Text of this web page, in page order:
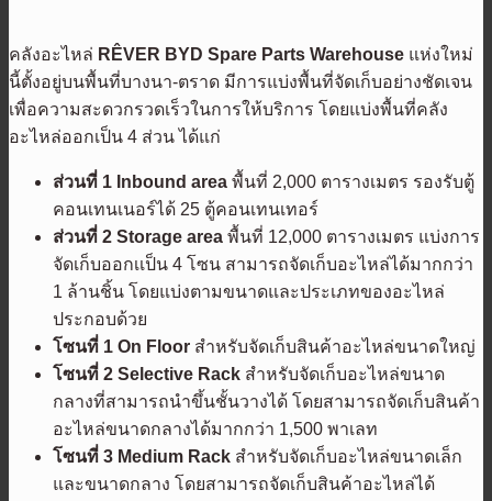
คลังอะไหล่ R ÊVER BYD Spare Parts Warehouse แห่งใหม่
นี้ตั้งอยู่บนพื้นที่บางนา-ตราด มีการแบ่งพื้นที่จัดเก็บอย่างชัดเจน
เพื่อความสะดวกรวดเร็วในการให้บริการ โดยแบ่งพื้นที่คลัง
อะไหล่ออกเป็น 4 ส่วน ได้แก่
ส่วนที่ 1 Inbound area พื้นที่ 2,000 ตารางเมตร รองรับตู้
คอนเทนเนอร์ได้ 25 ตู้คอนเทนเทอร์
ส่วนที่ 2 Storage area พื้นที่ 12,000 ตารางเมตร แบ่งการ
จัดเก็บออกเเป็น 4 โซน สามารถจัดเก็บอะไหล่ได้มากกว่า
1 ล้านชิ้น โดยแบ่งตามขนาดและประเภทของอะไหล่
ประกอบด้วย
โซนที่ 1 On Floor สำหรับจัดเก็บสินค้าอะไหล่ขนาดใหญ่
โซนที่ 2 Selective Rack สำหรับจัดเก็บอะไหล่ขนาด
กลางที่สามารถนำขึ้นชั้นวางได้ โดยสามารถจัดเก็บสินค้า
อะไหล่ขนาดกลางได้มากกว่า 1,500 พาเลท
โซนที่ 3 Medium Rack สำหรับจัดเก็บอะไหล่ขนาดเล็ก
และขนาดกลาง โดยสามารถจัดเก็บสินค้าอะไหล่ได้